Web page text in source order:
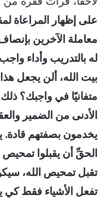
على إظهار المراعاة
معاملة الآخرين
له بالتدريب وأداء
بيت الله، ألن يجعل
متفانيًا في واجبك؟
الأدنى من الضمير
يخدمون بصفتهم قادة.
الحقِّ أن يقبلوا تمحيص
تقبل تمحيص الله،
تفعل الأشياء فقط كي